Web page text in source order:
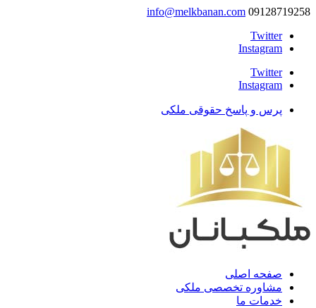
09128719258
info@melkbanan.com
Twitter
Instagram
Twitter
Instagram
پرس و پاسخ حقوقی ملکی
صفحه اصلی
مشاوره تخصصی ملکی
خدمات ما